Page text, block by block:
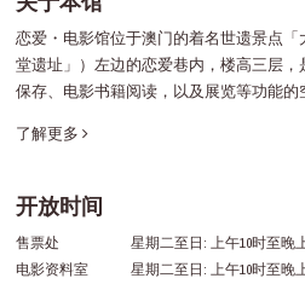
恋爱・电影馆位于澳门的着名世遗景点
堂遗址」）左边的恋爱巷内，楼高三层
保存、电影书籍阅读，以及展览等功能的
了解更多
开放时间
售票处
星期二至日: 上午10时至晚
电影资料室
星期二至日: 上午10时至晚